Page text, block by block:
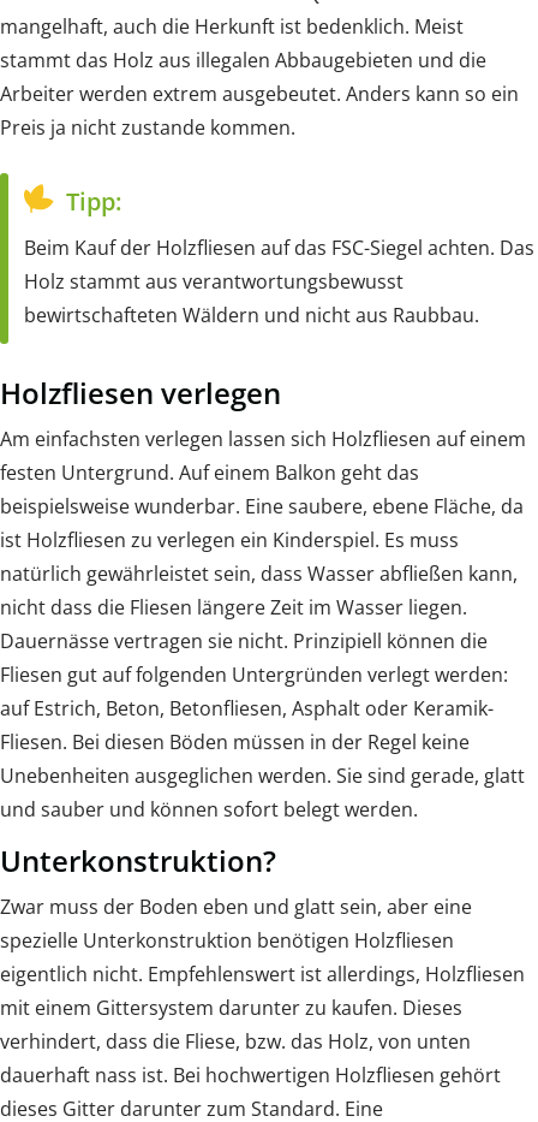
mangelhaft, auch die Herkunft ist bedenklich. Meist
stammt das Holz aus illegalen Abbaugebieten und die
Arbeiter werden extrem ausgebeutet. Anders kann so ein
Preis ja nicht zustande kommen.
Tipp:
Beim Kauf der Holzfliesen auf das FSC-Siegel achten. Das
Holz stammt aus verantwortungsbewusst
bewirtschafteten Wäldern und nicht aus Raubbau.
Holzfliesen verlegen
Am einfachsten verlegen lassen sich Holzfliesen auf einem
festen Untergrund. Auf einem Balkon geht das
beispielsweise wunderbar. Eine saubere, ebene Fläche, da
ist Holzfliesen zu verlegen ein Kinderspiel. Es muss
natürlich gewährleistet sein, dass Wasser abfließen kann,
nicht dass die Fliesen längere Zeit im Wasser liegen.
Dauernässe vertragen sie nicht. Prinzipiell können die
Fliesen gut auf folgenden Untergründen verlegt werden:
auf Estrich, Beton, Betonfliesen, Asphalt oder Keramik-
Fliesen. Bei diesen Böden müssen in der Regel keine
Unebenheiten ausgeglichen werden. Sie sind gerade, glatt
und sauber und können sofort belegt werden.
Unterkonstruktion?
Zwar muss der Boden eben und glatt sein, aber eine
spezielle Unterkonstruktion benötigen Holzfliesen
eigentlich nicht. Empfehlenswert ist allerdings, Holzfliesen
mit einem Gittersystem darunter zu kaufen. Dieses
verhindert, dass die Fliese, bzw. das Holz, von unten
dauerhaft nass ist. Bei hochwertigen Holzfliesen gehört
dieses Gitter darunter zum Standard. Eine